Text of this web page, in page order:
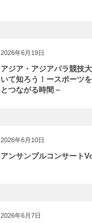
2026年6月19日
アジア・アジアパラ競技
いて知ろう！ースポーツ
とつながる時間－
2026年6月10日
アンサンブルコンサート
2026年6月7日